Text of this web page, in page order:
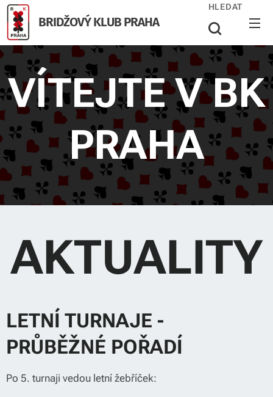
BRIDŽOVÝ KLUB PRAHA
HLEDAT
VÍTEJTE V BK
PRAHA
AKTUALITY
LETNÍ TURNAJE -
PRŮBĚŽNÉ POŘADÍ
Po 5. turnaji vedou letní žebříček: